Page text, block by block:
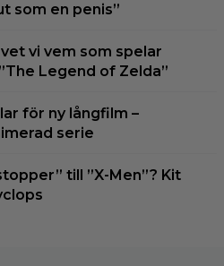
som en penis”
vet vi vem som spelar
Legend of Zelda”
för ny långfilm –
serie
till ”X-Men”? Kit